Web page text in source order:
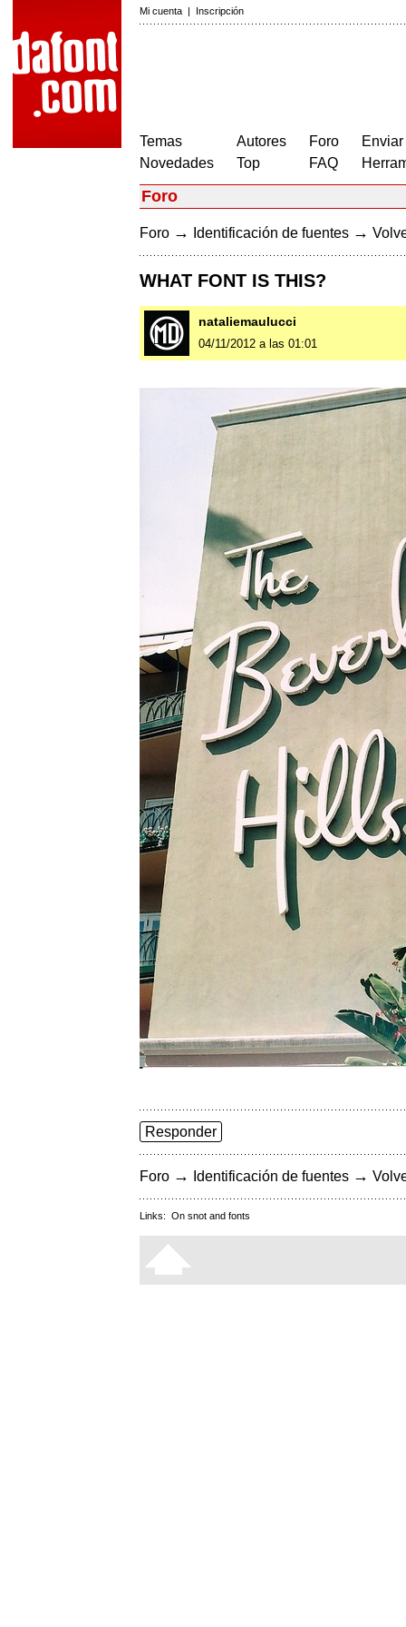
Mi cuenta | Inscripción
Temas
Novedades
Autores
Top
Foro
FAQ
Foro
Foro → Identificación de fuentes →
WHAT FONT IS THIS?
nataliemaulucci
04/11/2012 a las 01:01
Responder
Foro → Identificación de fuentes →
Links: On snot and fonts